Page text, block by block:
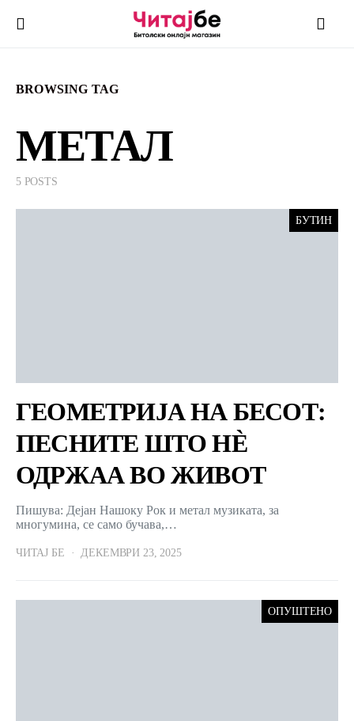
BROWSING TAG
МЕТАЛ
5 POSTS
БУТИН
ГЕОМЕТРИЈА НА БЕСОТ:
ПЕСНИТЕ ШТО НЀ
ОДРЖАА ВО ЖИВОТ
Пишува: Дејан Нашоку Рок и метал музиката, за
многумина, се само бучава,…
ЧИТАЈ БЕ ДЕКЕМВРИ 23, 2025
ОПУШТЕНО